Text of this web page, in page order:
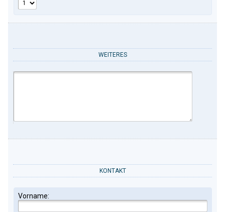
WEITERES
KONTAKT
Vorname: